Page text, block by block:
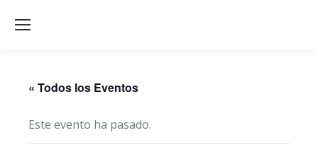
« Todos los Eventos
Este evento ha pasado.